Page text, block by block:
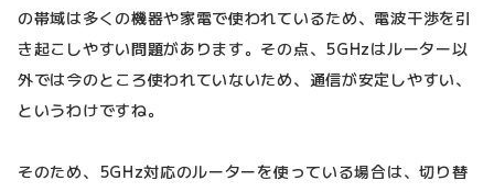
の帯域は多くの機器や家電で使われているため、電波干渉を引
き起こしやすい問題があります。その点、5GHzはルーター以
外では今のところ使われていないため、通信が安定しやすい、
というわけですね。
そのため、5GHz対応のルーターを使っている場合は、切り替